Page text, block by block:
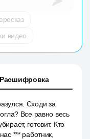
видео
Расшифровка
Сходи за
Все равно весь
готовит. Кто
*** работник,